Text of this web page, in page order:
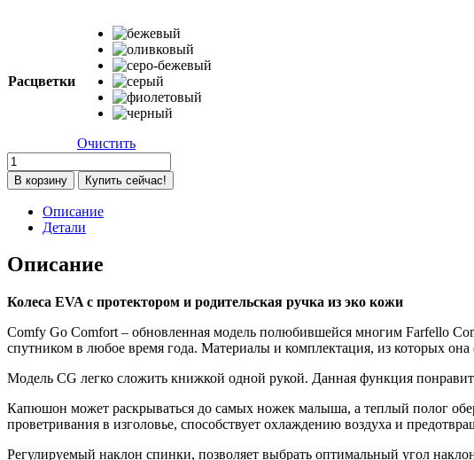
Расцветки
Очистить
Количество
товара
Kоляска
детская
прогулочная
Farfello
Comfy
Go
2025,
В корзину Купить сейчас!
Описание
Детали
Описание
Колеса EVA с протектором и родительская ручка из эко кожи
Comfy Go Comfort – обновленная модель полюбившейся многим Farfello
спутником в любое время года. Материалы и комплектация, из которых
Модель CG легко сложить книжкой одной рукой. Данная функция
Капюшон может раскрываться до самых ножек малыша, а теплый полог
проветривания в изголовье, способствует охлаждению воздуха и
Регулируемый наклон спинки, позволяет выбрать оптимальный угол